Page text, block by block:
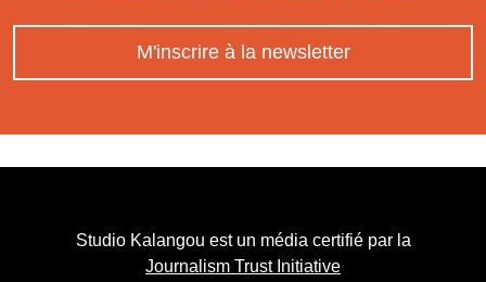
M'inscrire à la newsletter
Studio Kalangou est un média certifié par la
Journalism Trust Initiative